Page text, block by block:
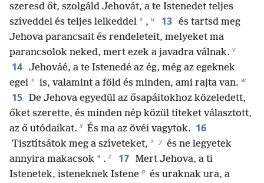
szeresd őt, szolgáld Jehovát, a te Istenedet teljes
szíveddel és teljes lelkeddel * , u 13 és tartsd meg
Jehova parancsait és rendeleteit, melyeket ma
parancsolok neked, mert ezek a javadra válnak. v
14 Jehováé, a te Istenedé az ég, még az egeknek
egei * is, valamint a föld és minden, ami rajta van. w
15 De Jehova egyedül az ősapáitokhoz közeledett,
őket szerette, és minden nép közül titeket választott,
az ő utódaikat. x És ma az övéi vagytok. 16
Tisztítsátok meg a szíveteket, * y és ne legyetek
annyira makacsok * . z 17 Mert Jehova, a ti
Istenetek, isteneknek Istene a és uraknak ura, a